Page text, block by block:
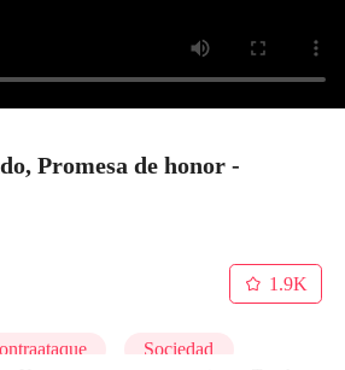
Promesa de honor -
1.9K
Sociedad